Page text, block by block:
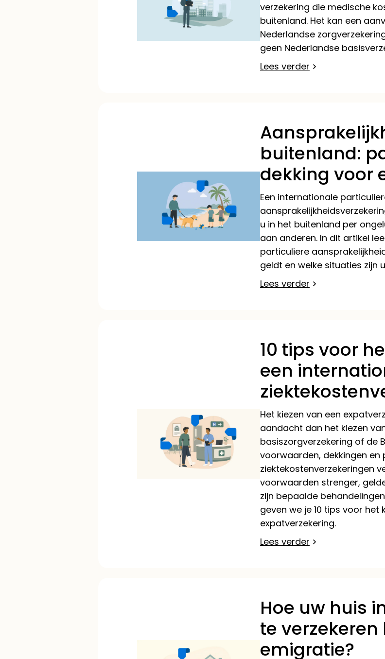
verzekering die medische
buitenland. Het kan een
Nederlandse
geen Nederlandse
Lees verder
buitenland:
dekking voor
Een internationale
u in het buitenland per
aan anderen. In dit artikel
particuliere
geldt en welke situaties zijn
Lees verder
10 tips voor
een
Het kiezen van een
aandacht dan het kiezen
basiszorgverzekering of de
voorwaarden, dekkingen
ziektekostenverzekeringen
voorwaarden strenger,
zijn bepaalde
geven we je 10 tips voor het
expatverzekering.
Lees verder
Hoe uw huis
te verzekeren
emigratie?